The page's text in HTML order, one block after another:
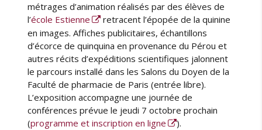
métrages d’animation réalisés par des élèves de
l’école Estienne
retracent l’épopée de la quinine
en images. Affiches publicitaires, échantillons
d’écorce de quinquina en provenance du Pérou et
autres récits d’expéditions scientifiques jalonnent
le parcours installé dans les Salons du Doyen de la
Faculté de pharmacie de Paris (entrée libre).
L’exposition accompagne une journée de
conférences prévue le jeudi 7 octobre prochain
(programme et inscription en ligne ).